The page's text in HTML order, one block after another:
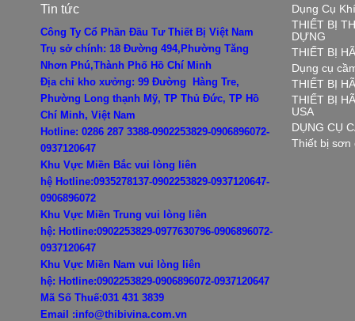
Tin tức
Công Ty Cổ Phần Đầu Tư Thiết Bị Việt Nam
Trụ sở chính: 18 Đường 494,Phường Tăng
Nhơn Phú,Thành Phố Hồ Chí Minh
Địa chỉ kho xưởng: 99 Đường Hàng Tre,
Phường Long thạnh Mỹ, TP Thủ Đức, TP Hồ
Chí Minh, Việt Nam
Hotline: 0286 287 3388-0902253829-0906896072-
0937120647
Khu Vực Miền Bắc vui lòng liên
hệ Hotline:0935278137-0902253829-0937120647-
0906896072
Khu Vực Miền Trung vui lòng liên
hệ: Hotline:0902253829-0977630796-0906896072-
0937120647
Khu Vực Miền Nam vui lòng liên
hệ: Hotline:0902253829-0906896072-0937120647
Mã Số Thuế:031 431 3839
Email :info@thibivina.com.vn
Dụng Cụ
THIẾT BỊ
DỰNG
THIẾT BỊ
Dụng cụ
THIẾT BỊ
THIẾT BỊ
USA
DỤNG CỤ
Thiết bị sơn